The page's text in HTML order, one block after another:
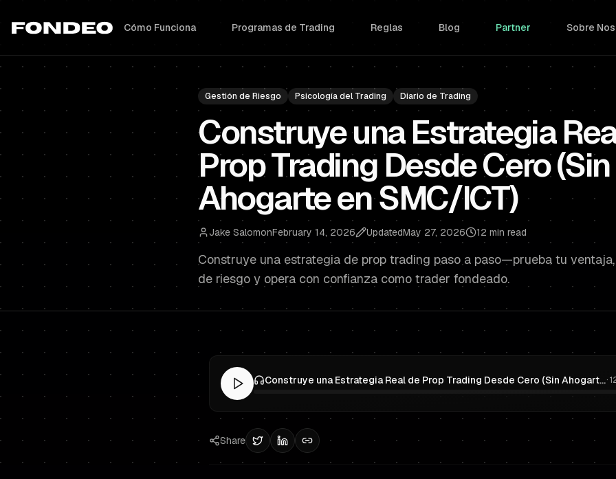
Cómo Funciona Programas de Trading Reglas Blog Partner Sobre
Gestión de Riesgo Psicología del Trading Diario de Trading
Construye una Estrategia
Prop Trading Desde Cero (Sin
Ahogarte en SMC/ICT)
Jake SalomonFebruary 14, 2026 UpdatedMay 27, 2026 12 min read
Construye una estrategia de prop trading paso a paso—prueba tu
de riesgo y opera con confianza como trader fondeado.
Construye una Estrategia Real de Prop Trading Desde Cero (Sin Ahogarte en SMC/ICT)·
Share